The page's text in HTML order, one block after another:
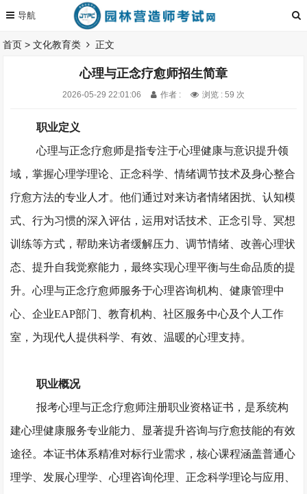
首页 >文化教育类 正文
心理与正念疗愈师招生简章
2026-05-29 22:01:06 作者 : 浏览 : 59 次
职业定义
心理与正念疗愈师是指专注于心理健康与意识提升领
域，掌握心理学理论、正念科学、情绪调节技术及身心整合
疗愈方法的专业人才。他们通过对来访者情绪困扰、认知模
式、行为习惯的深入评估，运用对话技术、正念引导、冥想
训练等方式，帮助来访者缓解压力、调节情绪、改善心理状
态、提升自我觉察能力，最终实现心理平衡与生命品质的提
升。心理与正念疗愈师服务于心理咨询机构、健康管理中
心、企业EAP部门、教育机构、社区服务中心及个人工作
室，为现代人提供科学、有效、温暖的心理支持。
职业概况
报考心理与正念疗愈师注册职业资格证书，是系统构
建心理健康服务专业能力、显著提升咨询与疗愈技能的有效
途径。本证书体系精准对标行业需求，核心课程涵盖普通心
理学、发展心理学、心理咨询伦理、正念科学理论与应用、